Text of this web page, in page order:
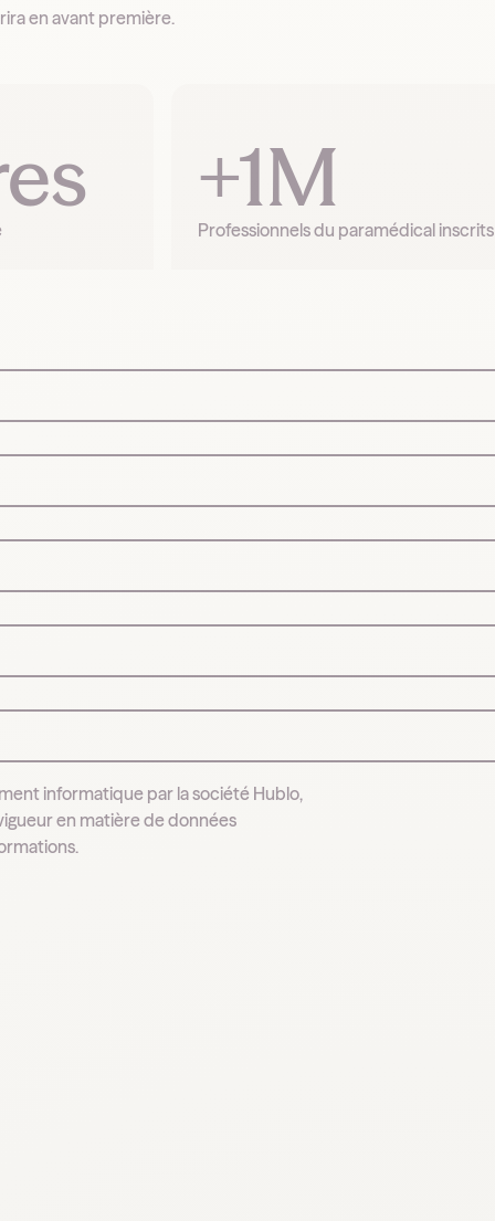
en avant première.
+1M
Professionnels du paramédical inscrits
informatique par la société Hublo,
en matière de données